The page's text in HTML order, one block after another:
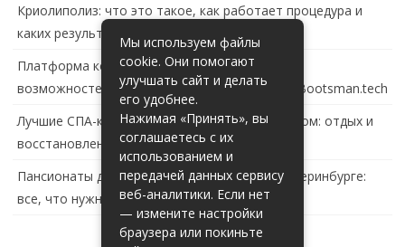
Криолиполиз: что это такое, как работает процедура и
каких результатов ждать
Платформа контейнеризации в России: обзор
возможностей и перспектив развития сайта Bootsman.tech
Лучшие СПА-комплексы в Тольятти с бассейном: отдых и
восстановление за городом
Пансионаты для пожилых с деменцией в Екатеринбурге:
все, что нужно знать
Мы используем файлы
cookie. Они помогают
улучшать сайт и делать
его удобнее.
Нажимая «Принять», вы
соглашаетесь с их
использованием и
передачей данных сервису
веб-аналитики. Если нет
— измените настройки
браузера или покиньте